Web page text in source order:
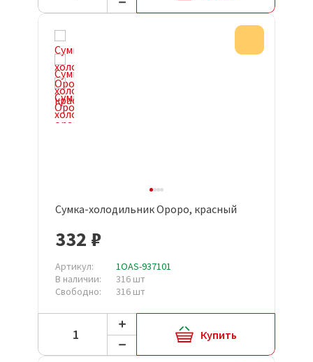
Сумка-холодильник Ороро, красный
332 ₽
Артикул:
1OAS-937101
В наличии:
316 шт
Свободно:
316 шт
Купить